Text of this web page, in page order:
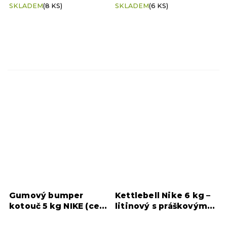
SKLADEM(8 KS) SKLADEM(6 KS)
Gumový bumper
kotouč 5 kg NIKE (cena
Kettlebell Nike 6 kg –
litinový s práškovým